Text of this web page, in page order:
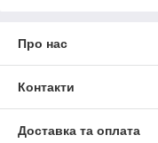
Про нас
Контакти
Доставка та оплата